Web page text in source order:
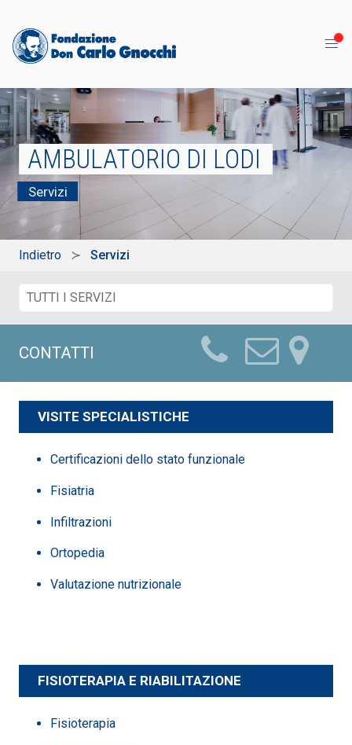
AMBULATORIO DI LODI
Servizi
Indietro Servizi
CONTATTI
VISITE SPECIALISTICHE
Certificazioni dello stato funzionale
Fisiatria
Infiltrazioni
Ortopedia
Valutazione nutrizionale
FISIOTERAPIA E RIABILITAZIONE
Fisioterapia